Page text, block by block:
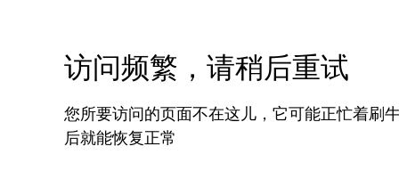
访问频繁，请稍后重试
您所要访问的页面不在这儿，它可能正忙着刷
后就能恢复正常